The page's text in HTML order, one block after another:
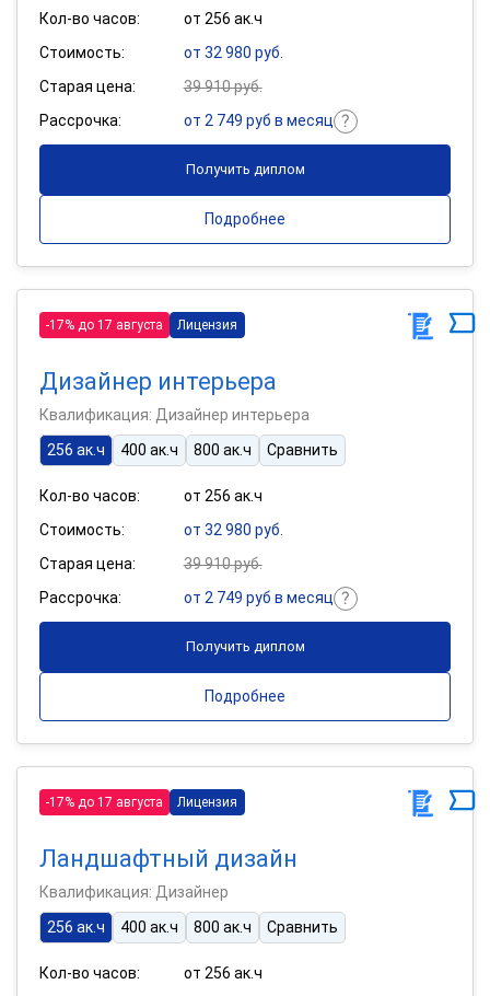
Кол-во часов:
от 256 ак.ч
Стоимость:
от 32 980 руб.
Старая цена:
39 910 руб.
Рассрочка:
от 2 749 руб в месяц
Получить диплом
Подробнее
-17% до 17 августа Лицензия
Дизайнер интерьера
Квалификация: Дизайнер интерьера
256 ак.ч
400 ак.ч 800 ак.ч Сравнить
Кол-во часов:
от 256 ак.ч
Стоимость:
от 32 980 руб.
Старая цена:
39 910 руб.
Рассрочка:
от 2 749 руб в месяц
Получить диплом
Подробнее
-17% до 17 августа Лицензия
Ландшафтный дизайн
Квалификация: Дизайнер
256 ак.ч
400 ак.ч 800 ак.ч Сравнить
Кол-во часов:
от 256 ак.ч